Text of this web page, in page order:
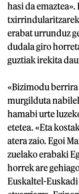
hasi da
erabat urrunduz
dudala giro
guztiak irekita
«Bizimodu
murgilduta
hamabi urte
etetea. «Eta
atera zaio. Egoi
zuelako erabaki
horrek are
Euskaltel-